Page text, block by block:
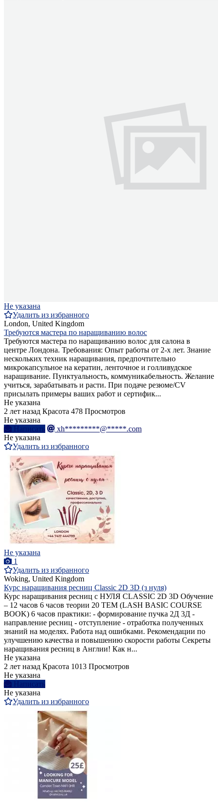
Не указана
Удалить из избранного
London, United Kingdom
Требуются мастера по наращиванию волос
Требуются мастера по наращиванию волос для салона в
центре Лондона. Требования: Опыт работы от 2-х лет. Знание
нескольких техник наращивания, предпочтительно
микрокапсульное на кератин, ленточное и голливудское
наращивание. Пунктуальность, коммуникабельность. Желание
учиться, зарабатывать и расти. При подаче резюме/CV
присылать примеры ваших работ и сертифик...
Не указана
2 лет назад Красота 478 Просмотров
Не указана
Написать
xh*********@*****.com
Не указана
Удалить из избранного
Не указана
1
Удалить из избранного
Woking, United Kingdom
Курс наращивания ресниц Classic 2D 3D (з нуля)
Курс наращивания ресниц с НУЛЯ CLASSIC 2D 3D Обучение
– 12 часов 6 часов теории 20 ТЕМ (LASH BASIC COURSE
BOOK) 6 часов практики: - формирование пучка 2Д 3Д -
направление ресниц - отступление - отработка полученных
знаний на моделях. Работа над ошибками. Рекомендации по
улучшению качества и повышению скорости работы Секреты
наращивания ресниц в Англии! Как н...
Не указана
2 лет назад Красота 1013 Просмотров
Не указана
Написать
Не указана
Удалить из избранного